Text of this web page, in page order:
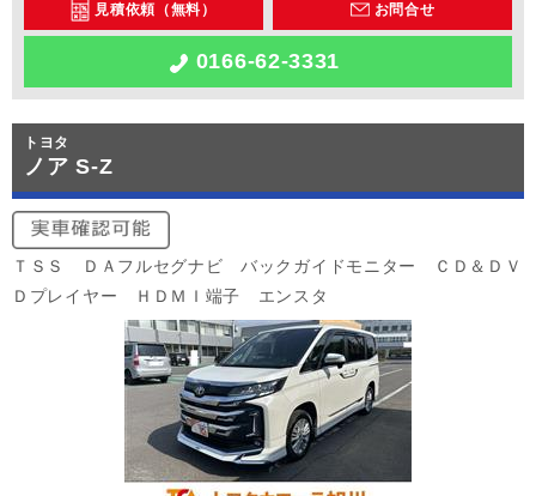
見積依頼（無料） お問合せ
0166-62-3331
トヨタ
ノア S-Z
ＴＳＳ ＤＡフルセグナビ バックガイドモニター ＣＤ＆ＤＶ
Ｄプレイヤー ＨＤＭＩ端子 エンスタ